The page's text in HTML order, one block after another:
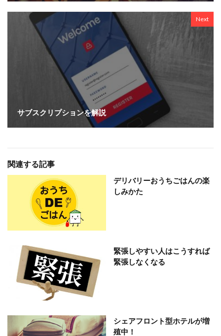
Next
サブスクリプションを解説
関連する記事
デリバリーおうちごはんの楽
しみかた
緊張しやすい人はこうすれば
緊張しなくなる
シェアフロント型ホテルが増
殖中！